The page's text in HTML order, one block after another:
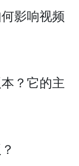
影响视频
？它的主